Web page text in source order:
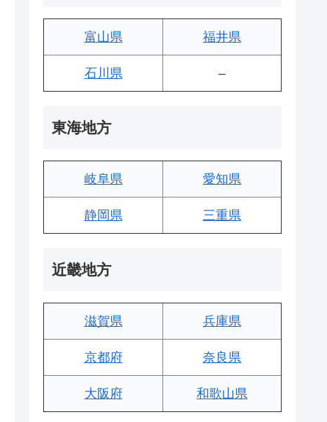
富山県 福井県
石川県 –
東海地方
岐阜県 愛知県
静岡県 三重県
近畿地方
滋賀県 兵庫県
京都府 奈良県
大阪府 和歌山県